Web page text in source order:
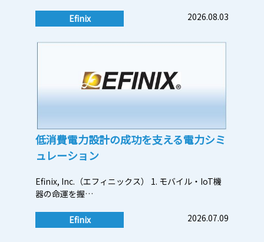
Efinix 2026.08.03
低消費電力設計の成功を支える電力シミ
ュレーション
Efinix, Inc.（エフィニックス） 1. モバイル・IoT機
器の命運を握…
Efinix 2026.07.09